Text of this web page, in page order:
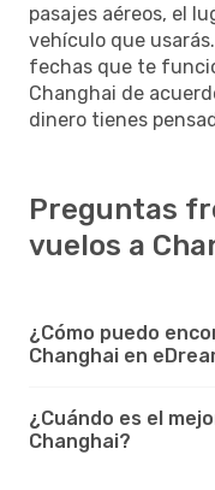
pasajes aéreos, el
vehículo que
fechas que te
Changhai de
dinero tienes
Preguntas
vuelos a
¿Cómo puedo
Changhai en
¿Cuándo es el
Changhai?